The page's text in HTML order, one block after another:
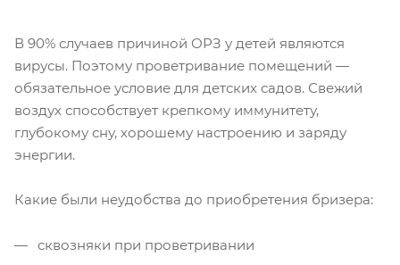
В 90% случаев причиной ОРЗ у детей являются
вирусы. Поэтому проветривание помещений —
обязательное условие для детских садов. Свежий
воздух способствует крепкому иммунитету,
глубокому сну, хорошему настроению и заряду
энергии.
Какие были неудобства до приобретения бризера:
сквозняки при проветривании